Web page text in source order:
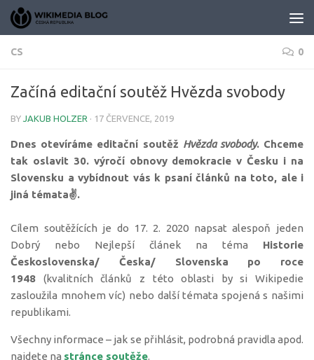
Skip to content
CS 0
Začíná editační soutěž Hvězda svobody
BY JAKUB HOLZER · 17 ČERVENCE, 2019
Dnes otevíráme editační soutěž Hvězda svobody. Chceme
tak oslavit 30. výročí obnovy demokracie v Česku i na
Slovensku a vybídnout vás k psaní článků na toto, ale i
jiná témata✌️.
Cílem soutěžících je do 17. 2. 2020 napsat alespoň jeden
Dobrý nebo Nejlepší článek na téma Historie
Československa/ Česka/ Slovenska po roce
1948 (kvalitních článků z této oblasti by si Wikipedie
zasloužila mnohem víc) nebo další témata spojená s našimi
republikami.
Všechny informace – jak se přihlásit, podrobná pravidla apod.
najdete na stránce soutěže.